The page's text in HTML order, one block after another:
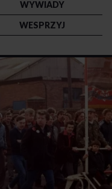
WYWIADY
WESPRZYJ